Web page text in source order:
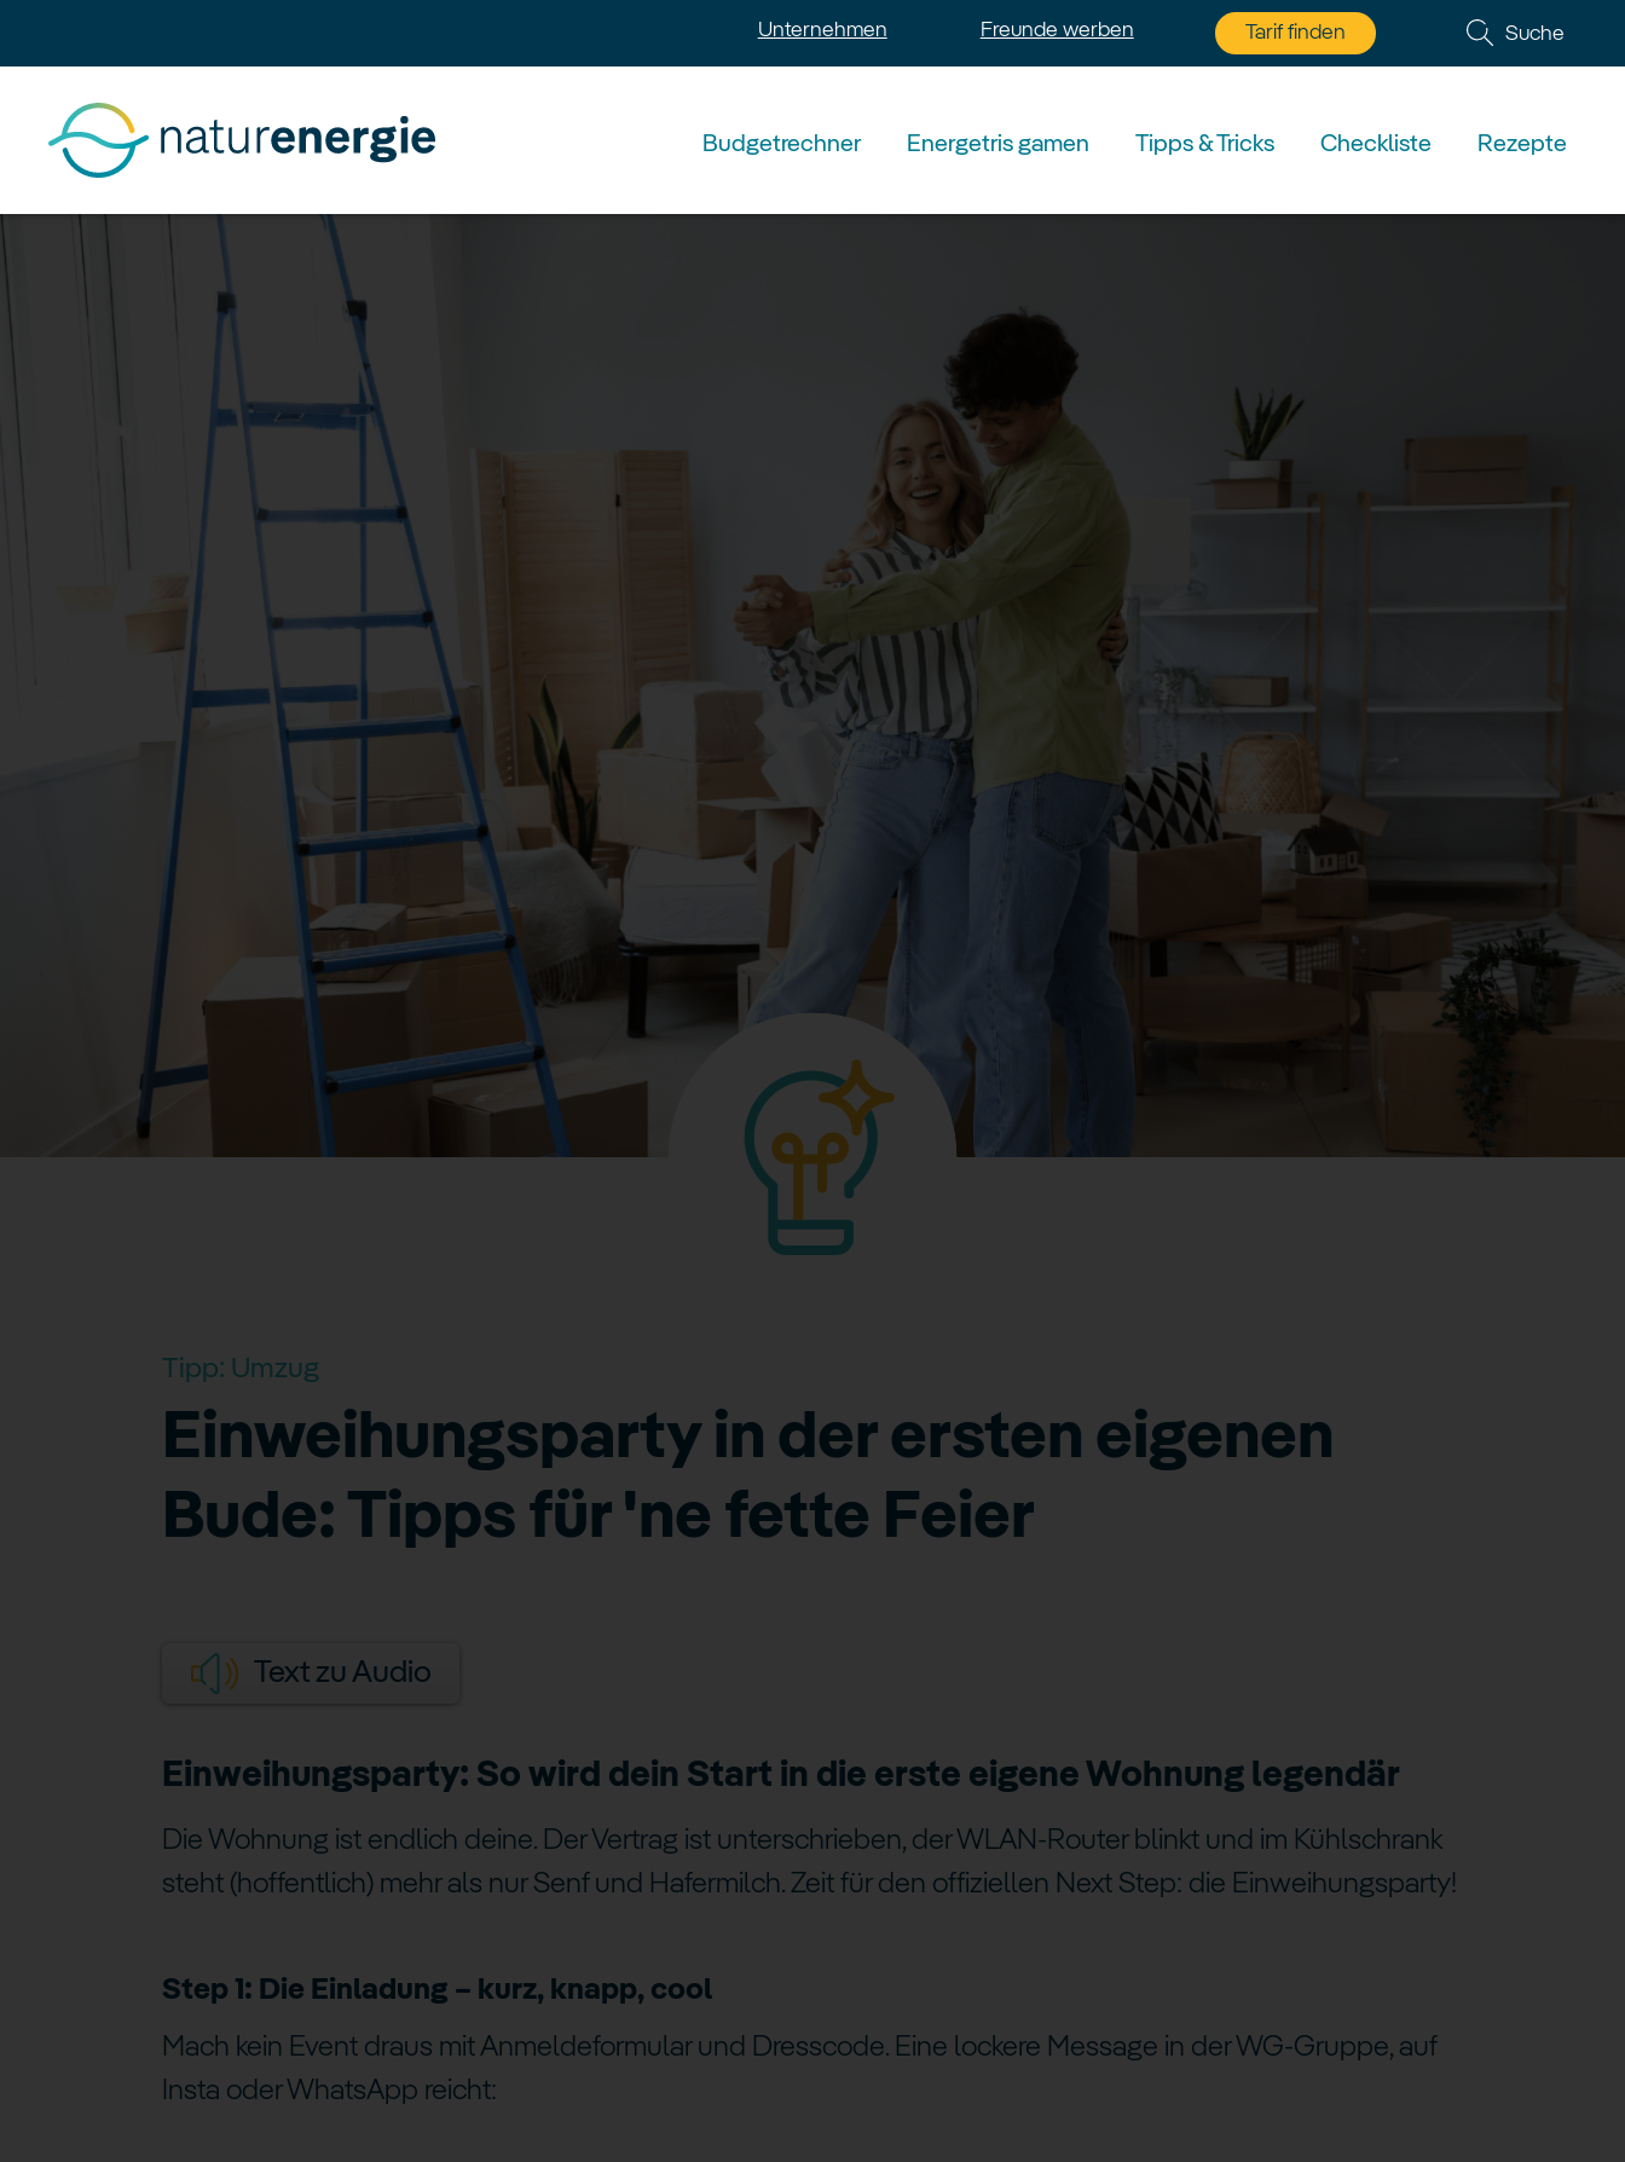
Unternehmen Freunde werben Tarif finden Suche
Budgetrechner Energetris gamen Tipps & Tricks Checkliste Rezepte
Tipp: Umzug
Einweihungsparty in der ersten eigenen
Bude: Tipps für 'ne fette Feier
Text zu Audio
Einweihungsparty: So wird dein Start in die erste eigene Wohnung legendär
Die Wohnung ist endlich deine. Der Vertrag ist unterschrieben, der WLAN-Router blinkt und im Kühlschrank
steht (hoffentlich) mehr als nur Senf und Hafermilch. Zeit für den offiziellen Next Step: die Einweihungsparty!
Step 1: Die Einladung – kurz, knapp, cool
Mach kein Event draus mit Anmeldeformular und Dresscode. Eine lockere Message in der WG-Gruppe, auf
Insta oder WhatsApp reicht: